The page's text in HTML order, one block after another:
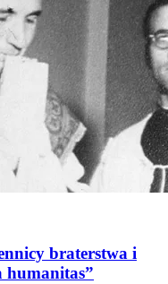
braterstwa i
humanitas”